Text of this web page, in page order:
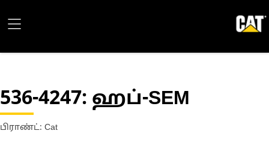
536-4247: ஹப்-SEM
பிராண்ட்: Cat